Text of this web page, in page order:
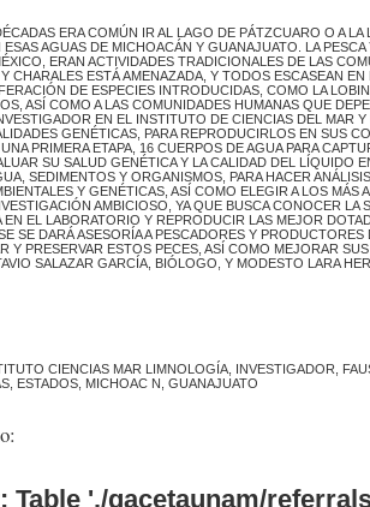
ERA COMÚN IR AL LAGO DE PÁTZCUARO O A
AGUAS DE MICHOACÁN Y GUANAJUATO. LA
ERAN ACTIVIDADES TRADICIONALES DE LAS
CHARALES ESTÁ AMENAZADA, Y TODOS ESCASEAN
DE ESPECIES INTRODUCIDAS, COMO LA
ASÍ COMO A LAS COMUNIDADES HUMANAS QUE
EN EL INSTITUTO DE CIENCIAS DEL MAR
GENÉTICAS, PARA REPRODUCIRLOS EN SUS
PRIMERA ETAPA, 16 CUERPOS DE AGUA PARA
SU SALUD GENÉTICA Y LA CALIDAD DEL LÍQUIDO
SEDIMENTOS Y ORGANISMOS, PARA HACER
Y GENÉTICAS, ASÍ COMO ELEGIR A LOS
AMBICIOSO, YA QUE BUSCA CONOCER
EL LABORATORIO Y REPRODUCIR LAS MEJOR
SE DARÁ ASESORÍA A PESCADORES Y
Y PRESERVAR ESTOS PECES, ASÍ COMO MEJORAR
SALAZAR GARCÍA, BIÓLOGO, Y MODESTO LARA
CIENCIAS MAR LIMNOLOGÍA, INVESTIGADOR,
ESTADOS, MICHOAC N, GUANAJUATO
Table './gacetaunam/